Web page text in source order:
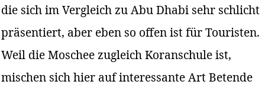
die sich im Vergleich zu Abu Dhabi sehr schlicht
präsentiert, aber eben so offen ist für Touristen.
Weil die Moschee zugleich Koranschule ist,
mischen sich hier auf interessante Art Betende